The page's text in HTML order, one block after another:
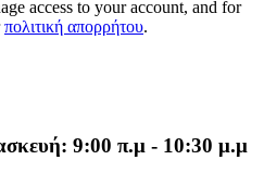
access to your account, and for
πολιτική απορρήτου.
9:00 π.μ - 10:30 μ.μ